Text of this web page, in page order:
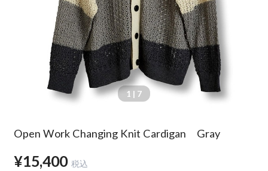
1 | 7
Open Work Changing Knit Cardigan Gray
¥15,400 税込